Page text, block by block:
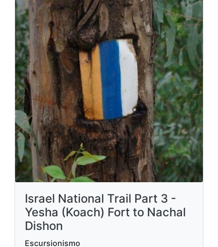
Israel National Trail Part 3 -
Yesha (Koach) Fort to Nachal
Dishon
Escursionismo